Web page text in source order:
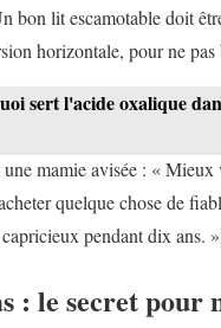
bon lit escamotable doit
horizontale, pour ne pas
sert l'acide oxalique
mamie avisée : « Mieux
quelque chose de
pendant dix ans. »
: le secret pour